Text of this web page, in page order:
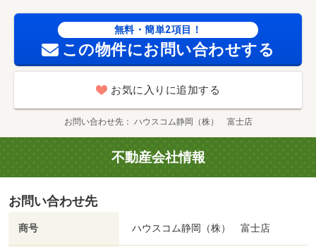
無料・簡単2項目！
この物件にお問い合わせする
お気に入りに追加する
お問い合わせ先 ハウスコム静岡（株） 富士店
不動産会社情報
お問い合わせ先
商号 ハウスコム静岡（株） 富士店